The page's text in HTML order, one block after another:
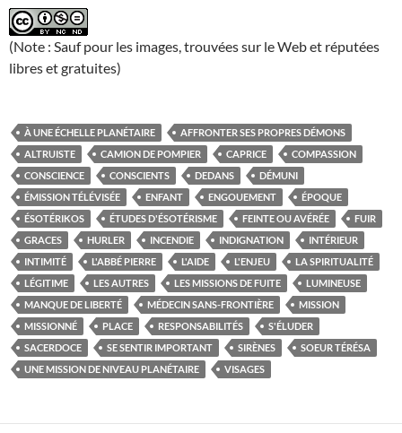
(Note : Sauf pour les images, trouvées sur le Web et réputées
libres et gratuites)
À UNE ÉCHELLE PLANÉTAIRE
AFFRONTER SES PROPRES DÉMONS
ALTRUISTE
CAMION DE POMPIER CAPRICE
COMPASSION
CONSCIENCE
CONSCIENTS DEDANS
DÉMUNI
ÉMISSION TÉLÉVISÉE
ENFANT ENGOUEMENT
ÉPOQUE
ÉSOTÉRIKOS
ÉTUDES D'ÉSOTÉRISME FEINTE OU AVÉRÉE
FUIR
GRACES
HURLER INCENDIE INDIGNATION
INTÉRIEUR
INTIMITÉ
L'ABBÉ PIERRE L'AIDE L'ENJEU
LA SPIRITUALITÉ
LÉGITIME
LES AUTRES LES MISSIONS DE FUITE
LUMINEUSE
MANQUE DE LIBERTÉ
MÉDECIN SANS-FRONTIÈRE
MISSION
MISSIONNÉ
PLACE RESPONSABILITÉS
S'ÉLUDER
SACERDOCE
SE SENTIR IMPORTANT SIRÈNES
SOEUR TÉRÉSA
UNE MISSION DE NIVEAU PLANÉTAIRE
VISAGES